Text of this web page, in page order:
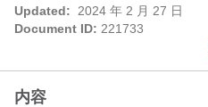
Updated:
2024 年 2 月 27 日
Document ID: 221733
内容